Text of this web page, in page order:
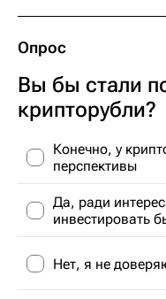
Опрос
Вы бы стали
крипторубли?
Конечно, у
перспективы
Да, ради
инвестировать
Нет, я не